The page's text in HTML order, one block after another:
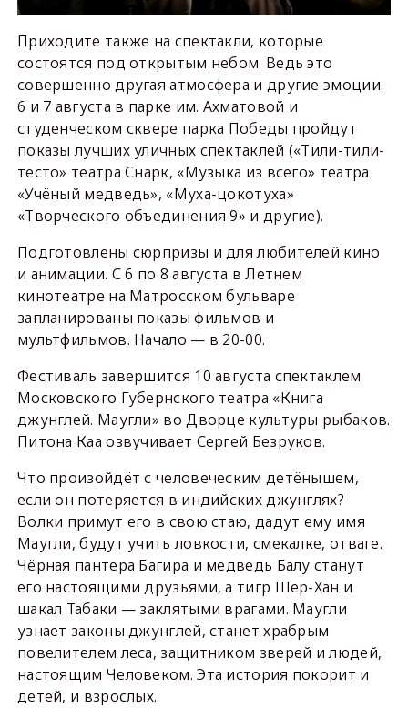
Приходите также на спектакли, которые
состоятся под открытым небом. Ведь это
совершенно другая атмосфера и другие эмоции.
6 и 7 августа в парке им. Ахматовой и
студенческом сквере парка Победы пройдут
показы лучших уличных спектаклей («Тили-тили-
тесто» театра Снарк, «Музыка из всего» театра
«Учёный медведь», «Муха-цокотуха»
«Творческого объединения 9» и другие).
Подготовлены сюрпризы и для любителей кино
и анимации. С 6 по 8 августа в Летнем
кинотеатре на Матросском бульваре
запланированы показы фильмов и
мультфильмов. Начало — в 20-00.
Фестиваль завершится 10 августа спектаклем
Московского Губернского театра «Книга
джунглей. Маугли» во Дворце культуры рыбаков.
Питона Каа озвучивает Сергей Безруков.
Что произойдёт с человеческим детёнышем,
если он потеряется в индийских джунглях?
Волки примут его в свою стаю, дадут ему имя
Маугли, будут учить ловкости, смекалке, отваге.
Чёрная пантера Багира и медведь Балу станут
его настоящими друзьями, а тигр Шер-Хан и
шакал Табаки — заклятыми врагами. Маугли
узнает законы джунглей, станет храбрым
повелителем леса, защитником зверей и людей,
настоящим Человеком. Эта история покорит и
детей, и взрослых.